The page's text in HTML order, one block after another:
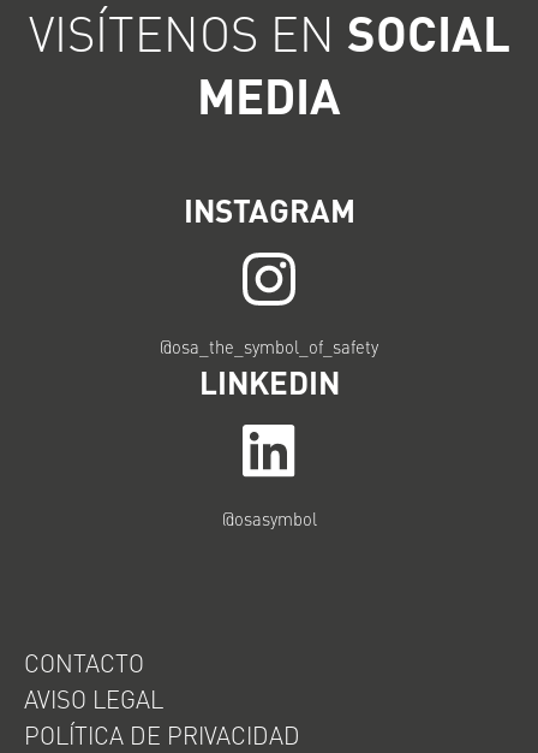
VISÍTENOS EN SOCIAL
MEDIA
INSTAGRAM
@osa_the_symbol_of_safety
LINKEDIN
@osasymbol
CONTACTO
AVISO LEGAL
POLÍTICA DE PRIVACIDAD